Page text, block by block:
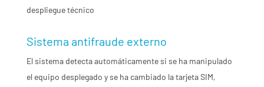
despliegue técnico
Sistema antifraude externo
El sistema detecta automáticamente si se ha manipulado
el equipo desplegado y se ha cambiado la tarjeta SIM,